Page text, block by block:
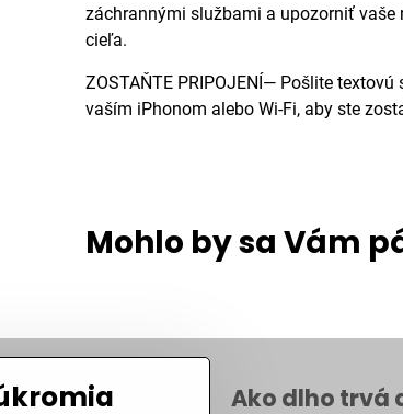
záchrannými službami a upozorniť vaše
cieľa.
ZOSTAŇTE PRIPOJENÍ— Pošlite
vaším iPhonom alebo Wi-Fi, aby ste
Mohlo by sa Vám
Ako dlho trvá